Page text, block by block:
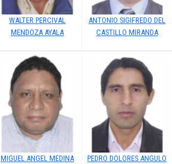
WALTER PERCIVAL
MENDOZA AYALA
ANTONIO SIGIFREDO DEL
CASTILLO MIRANDA
MIGUEL ANGEL MEDINA
PEDRO DOLORES ANGULO